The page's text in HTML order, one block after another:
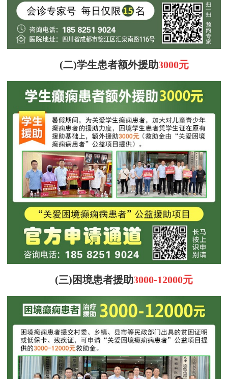
(二)学生患者额外援助3000元
(三)困境患者援助3000-12000元